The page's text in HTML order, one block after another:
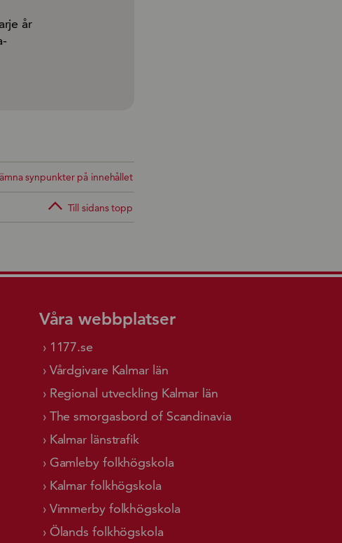
år
synpunkter på innehållet
Till sidans topp
Våra webbplatser
1177.se
Vårdgivare Kalmar län
Regional utveckling Kalmar län
The smorgasbord of Scandinavia
Kalmar länstrafik
Gamleby folkhögskola
Kalmar folkhögskola
Vimmerby folkhögskola
Ölands folkhögskola